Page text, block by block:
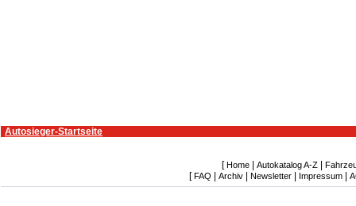
Autosieger-Startseite
[ Home| Autokatalog A-Z|
[ FAQ Archiv Newsletter Impressum